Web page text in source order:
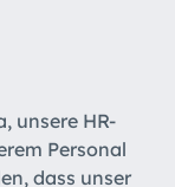
unsere HR-
Personal
dass unser